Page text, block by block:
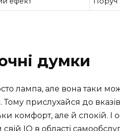
думки
лампа, але вона таки
Тому прислухайся до
комфорт, але й спокій.
IQ в області